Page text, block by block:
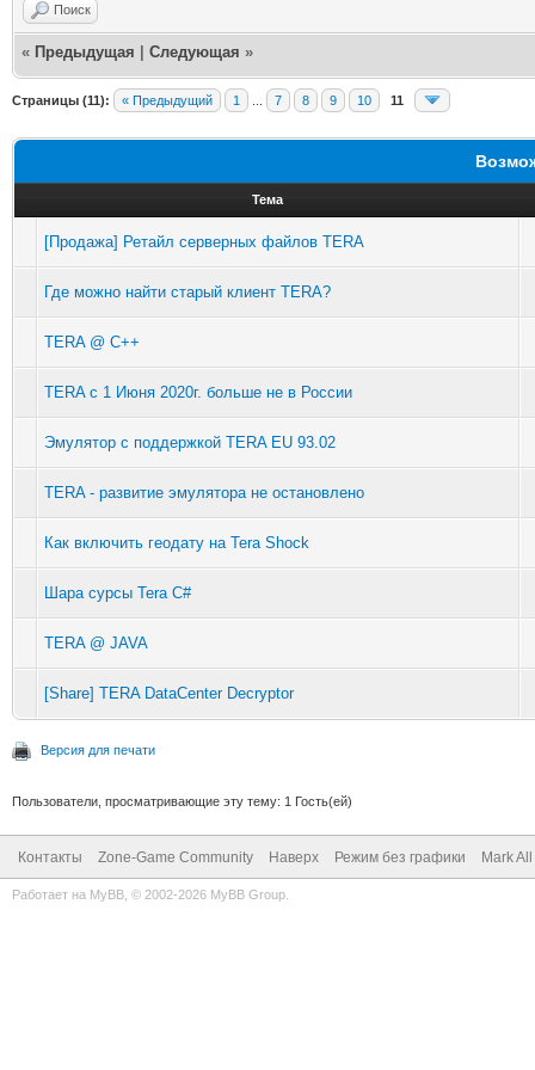
Поиск
« Предыдущая Следующая »
Страницы (11): « Предыдущий 1 7 8 9 10 11
Тема
[Продажа] Ретайл серверных файлов TERA
Где можно найти старый клиент TERA?
TERA @ C++
TERA с 1 Июня 2020г. больше не в России
Эмулятор с поддержкой TERA EU 93.02
TERA - развитие эмулятора не остановлено
Как включить геодату на Tera Shock
Шара сурсы Tera C#
TERA @ JAVA
[Share] TERA DataCenter Decryptor
Версия для печати
Пользователи, просматривающие эту тему: 1 Гость(ей)
Контакты Zone-Game Community Наверх Режим без графики Mark
Работает на MyBB , © 2002-2026 MyBB Group